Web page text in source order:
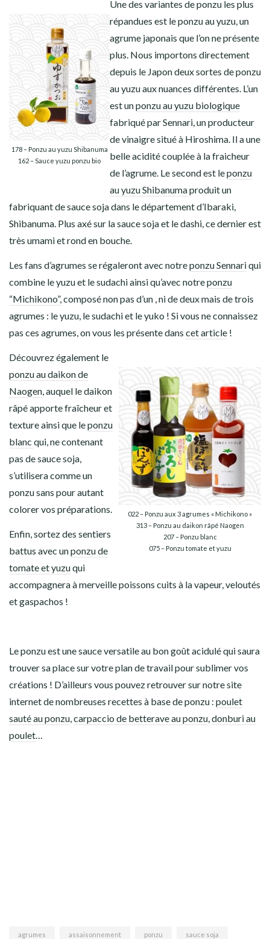
178 – Ponzu au yuzu Shibanuma
162 – Sauce yuzu ponzu bio
Une des variantes de ponzu les plus
répandues est le ponzu au yuzu, un
agrume japonais que l’on ne présente
plus. Nous importons directement
depuis le Japon deux sortes de ponzu
au yuzu aux nuances différentes. L’un
est unponzu au yuzu biologique
fabriqué par Sennari, un producteur
de vinaigre situé à Hiroshima. Il a une
belle acidité couplée à la fraicheur
de l’agrume. Le second est leponzu
au yuzu Shibanumaproduit un
fabriquant de sauce soja dans le département d’Ibaraki,
Shibanuma. Plus axé sur la sauce soja et le dashi, ce dernier est
très umami et rond en bouche.
Les fans d’agrumes se régaleront avec notreponzu Sennariqui
combine le yuzu et le sudachi ainsi qu’avec notreponzu
“Michikono”, composé non pas d’un , ni de deux mais de trois
agrumes : le yuzu, le sudachi et le yuko ! Si vous ne connaissez
pas ces agrumes, on vous les présente dans cet article !
022 – Ponzu aux 3 agrumes « Michikono »
313 – Ponzu au daikon râpé Naogen
207 – Ponzu blanc
075 – Ponzu tomate et yuzu
Découvrez également le
ponzu au daikon de
Naogen , auquel le daikon
râpé apporte fraîcheur et
texture ainsi que leponzu
blanc qui, ne contenant
pas de sauce soja,
s’utilisera comme un
ponzu sans pour autant
colorer vos préparations.
Enfin, sortez des sentiers
battus avec unponzu de
tomate et yuzuqui
accompagnera à merveille poissons cuits à la vapeur, veloutés
et gaspachos !
Le ponzu est une sauce versatile au bon goût acidulé qui saura
trouver sa place sur votre plan de travail pour sublimer vos
créations ! D’ailleurs vous pouvez retrouver sur notre site
internet de nombreuses recettes à base de ponzu : poulet
sauté au ponzu carpaccio de betterave au ponzu donburi au
poulet
agrumes assaisonnement ponzu sauce soja